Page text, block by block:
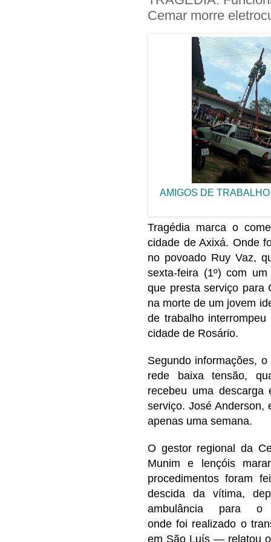
Cemar morre
AMIGOS DE
Tragédia marca o
cidade de Axixá. Onde
no povoado Ruy Vaz,
sexta-feira (1º) com
que presta serviço para
na morte de um jovem
de trabalho
cidade de Rosário.
Segundo informações,
rede baixa tensão,
recebeu uma
serviço. José Anderson,
apenas uma semana.
O gestor regional da
Munim e lençóis
procedimentos foram
descida da vítima,
ambulância para
ondefoi realizado o
em São Luís— relatou